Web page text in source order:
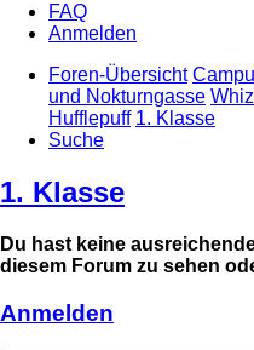
FAQ
Anmelden
Foren-Übersicht
und Nokturngasse
Hufflepuff 1. Klasse
Suche
1. Klasse
Du hast keine
diesem Forum zu sehen
Anmelden